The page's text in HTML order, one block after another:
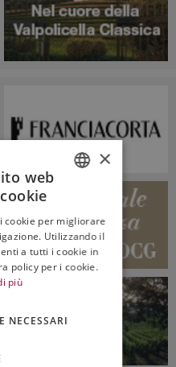
ENGLISH
×
web
cookie per migliorare
Utilizzando il
a tutti i cookie in
policy per i cookie.
più
NECESSARI